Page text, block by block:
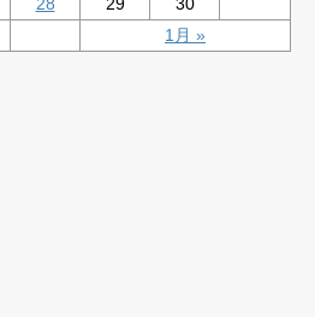
1月 »